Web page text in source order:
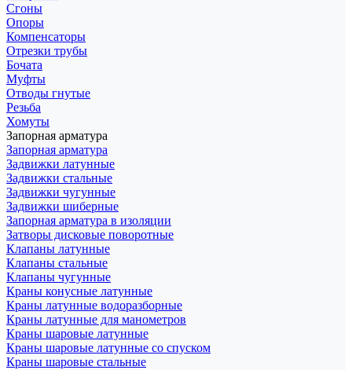
Сгоны
Опоры
Компенсаторы
Отрезки трубы
Бочата
Муфты
Отводы гнутые
Резьба
Хомуты
Запорная арматура
Запорная арматура
Задвижки латунные
Задвижки стальные
Задвижки чугунные
Задвижки шиберные
Запорная арматура в изоляции
Затворы дисковые поворотные
Клапаны латунные
Клапаны стальные
Клапаны чугунные
Краны конусные латунные
Краны латунные водоразборные
Краны латунные для манометров
Краны шаровые латунные
Краны шаровые латунные со спуском
Краны шаровые стальные